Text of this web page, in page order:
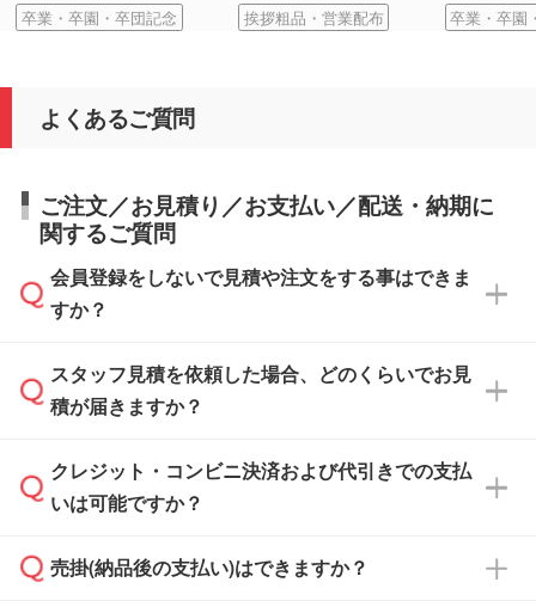
卒業・卒園・卒団記念 挨拶粗品・営業配布 卒業・卒園
よくあるご質問
ご注文／お見積り／お支払い／配送・納期に
関するご質問
会員登録をしないで見積や注文をする事はできま
すか？
可能です。見積・注文フォームにて『ゲストの
まま進む』ボタンからお進みのうえ、ご依頼く
スタッフ見積を依頼した場合、どのくらいでお見
積が届きますか？
通常、翌営業日までにお送りしております。混
雑状況によっては、お時間をいただくこともご
依頼いただいた場合は、翌営業日以降のご連絡
クレジット・コンビニ決済および代引きでの支払
いは可能ですか？
銀行振込のみのご対応となります。
売掛(納品後の支払い)はできますか？